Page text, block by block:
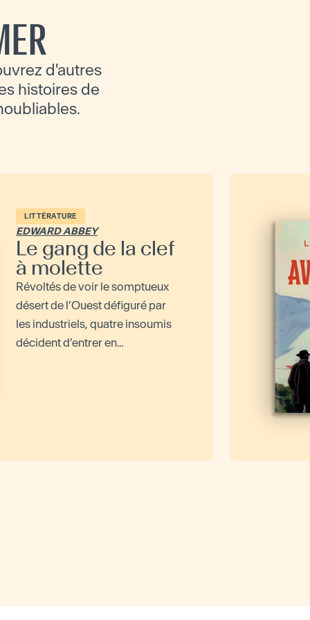
d'autres
histoires de
LITTÉRATURE
EDWARD ABBEY
Le gang de la clef
à molette
Révoltés de voir le somptueux
désert de l’Ouest défiguré par
les industriels, quatre insoumis
décident d’entrer en...